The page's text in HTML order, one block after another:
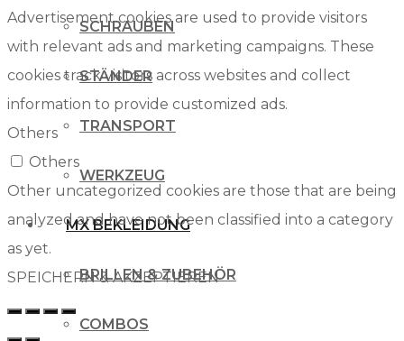
SCHRAUBEN
STÄNDER
TRANSPORT
WERKZEUG
MX BEKLEIDUNG
BRILLEN & ZUBEHÖR
COMBOS
Advertisement cookies are used to provide visitors
with relevant ads and marketing campaigns. These
cookies track visitors across websites and collect
information to provide customized ads.
Others
Others
Other uncategorized cookies are those that are being
analyzed and have not been classified into a category
as yet.
SPEICHERN & AKZEPTIEREN